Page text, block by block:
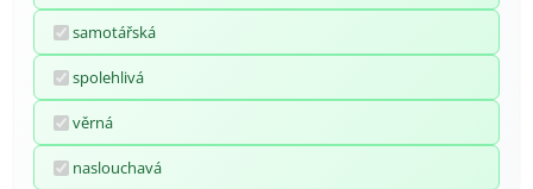
samotářská
spolehlivá
věrná
naslouchavá